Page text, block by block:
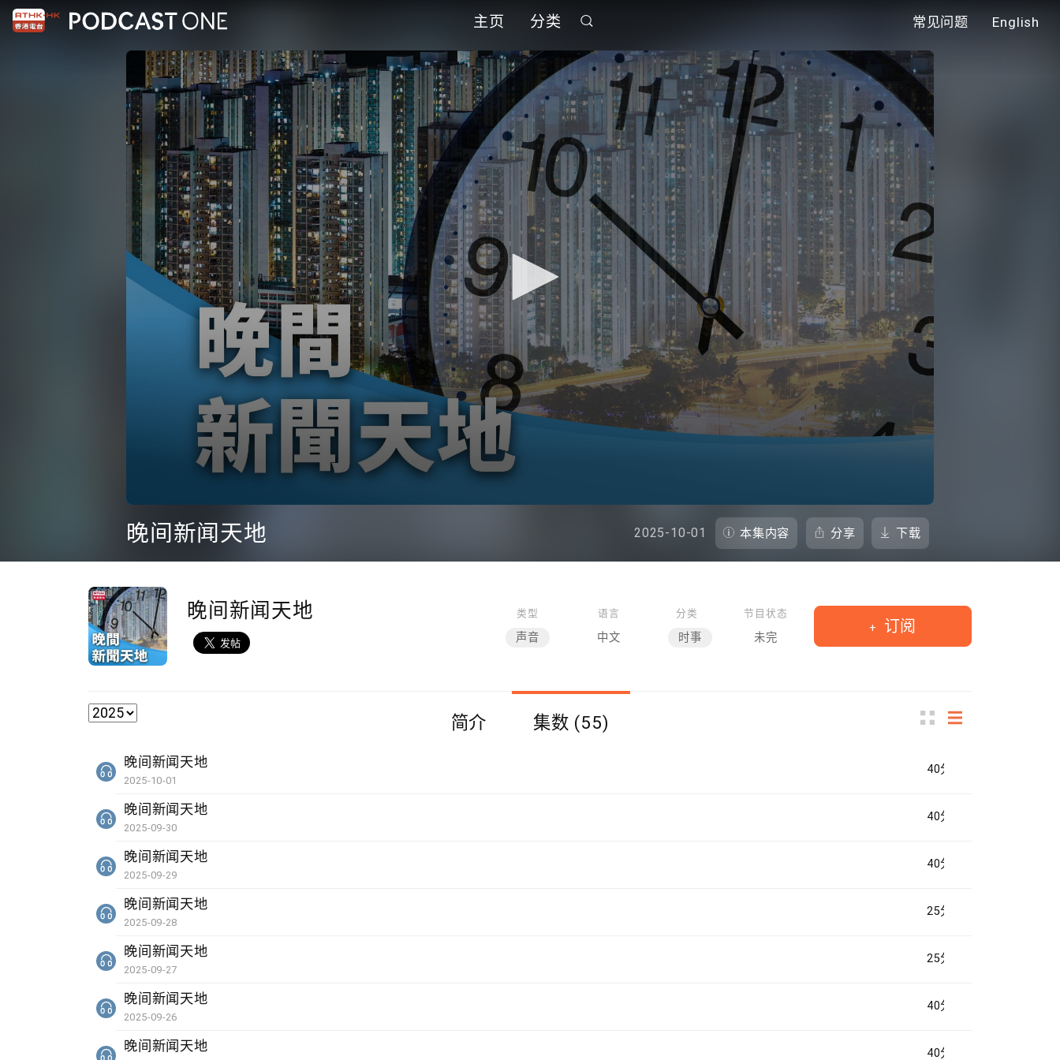
主页 分类 常见问题 English
seconds
of
40
minutes,
90%
晚间新闻天地 2025-10-01 本集内容 分享 下载
晚间新闻天地 类型
声音
语言
中文
分类
时事
节目状态
未完
订阅
简介 集数 (55)
40分钟
晚间新闻天地
2025-10-01
40分钟
晚间新闻天地
2025-09-30
40分钟
晚间新闻天地
2025-09-29
25分钟
晚间新闻天地
2025-09-28
25分钟
晚间新闻天地
2025-09-27
40分钟
晚间新闻天地
2025-09-26
40分钟
晚间新闻天地